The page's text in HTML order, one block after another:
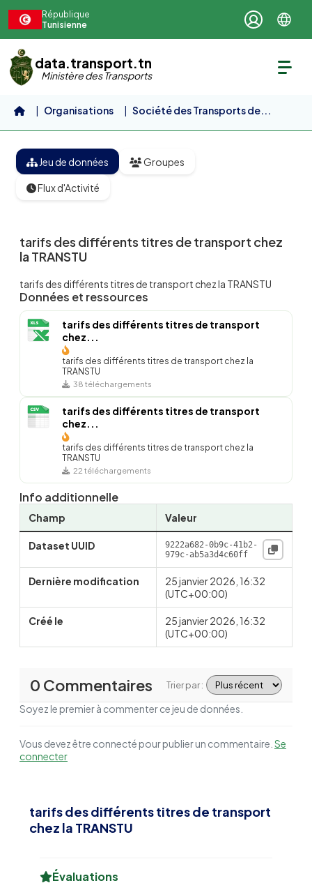
République
Tunisienne
data.transport.tn
Ministère des Transports
Organisations
Société des Transports de...
Jeu de données Groupes
Flux d'Activité
tarifs des différents titres de transport chez
la TRANSTU
tarifs des différents titres de transport chez la TRANSTU
Données et ressources
tarifs des différents titres de transport
chez...
tarifs des différents titres de transport chez la
TRANSTU
38 téléchargements
tarifs des différents titres de transport
chez...
tarifs des différents titres de transport chez la
TRANSTU
22 téléchargements
Info additionnelle
Champ Valeur
Dataset UUID
9222a682-0b9c-41b2-
979c-ab5a3d4c60ff
Dernière modification
25 janvier 2026, 16:32
(UTC+00:00)
Créé le
25 janvier 2026, 16:32
(UTC+00:00)
0 Commentaires Trier par :
Soyez le premier à commenter ce jeu de données.
Vous devez être connecté pour publier un commentaire. Se
connecter
tarifs des différents titres de transport
chez la TRANSTU
Évaluations